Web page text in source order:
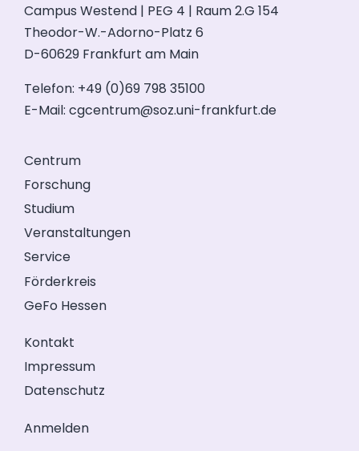
Campus Westend | PEG 4 | Raum 2.G 154
Theodor-W.-Adorno-Platz 6
D-60629 Frankfurt am Main
Telefon: +49 (0)69 798 35100
E-Mail: cgcentrum@soz.uni-frankfurt.de
Centrum
Forschung
Studium
Veranstaltungen
Service
Förderkreis
GeFo Hessen
Kontakt
Impressum
Datenschutz
Anmelden